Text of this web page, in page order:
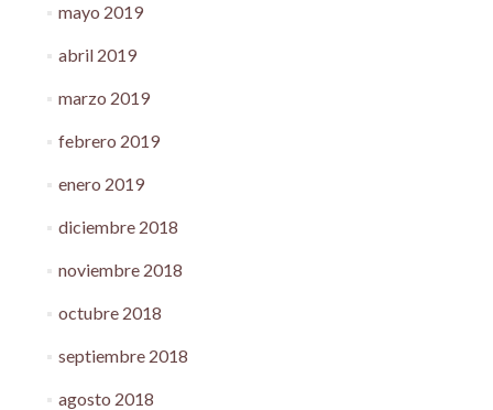
mayo 2019
abril 2019
marzo 2019
febrero 2019
enero 2019
diciembre 2018
noviembre 2018
octubre 2018
septiembre 2018
agosto 2018